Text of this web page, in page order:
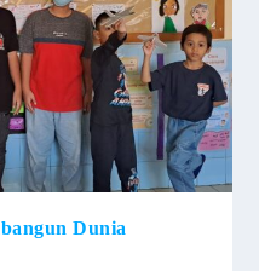
Dunia